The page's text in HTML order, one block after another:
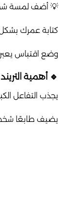
💡 أضف لمسة
كتابة عمرك بشكل
وضع اقتباس
🔹 أهمية
يجذب التفاعل
يضيف طابعًا